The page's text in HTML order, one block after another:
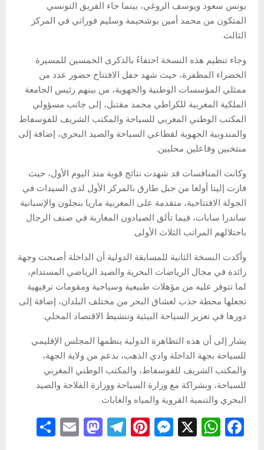
يونس سعود ويوسف الروغي، بينما جاء الفريق التونسي
المتكون من محمد أمين بوشحيمة وسليم فوراتي في المركز
الثالث.
وجاء تنظيم هذه النسخة احتفاءً بالذكرى الخمسين للمسيرة
الخضراء المظفرة، حيث شهد حفل الافتتاح حضور عدد من
ممثلي المؤسسات الوطنية والجهوية، من بينهم رئيس الجامعة
الملكية المغربية للكراطي محمد مقتبل، إلى جانب مسؤولي
المكتب الوطني المغربي للسياحة والمكتب الشريف للفوسفاط
والمندوبية الجهوية لقطاعي السياحة والصيد البحري، إضافة إلى
منتخبين وفاعلين محليين.
وكانت المنافسات قد شهدت نتائج قوية منذ اليوم الأول، حيث
فازت إلينا أولغا من جبل طارق بالمركز الأول لدى السيدات في
الجولة الافتتاحية، متقدمة على المغربية ماريا بنجلون والإسبانية
ساندرا سابات، فيما تألق الصيادون المغاربة في صنف الرجال
باحتلالهم المراتب الثلاث الأولى.
وأكدت النسخة الثانية للمسابقة الدولية أن الداخلة أصبحت وجهة
رائدة في مجال الرياضات البحرية والصيد الرياضي المستدام،
لما تتوفر عليه من مؤهلات طبيعية وسياحية ومقومات ترفيهية
تجعلها محطة جذب لعشاق البحر من مختلف البلدان، إضافة إلى
دورها في تعزيز السياحة البيئية وتنشيط الاقتصاد المحلي.
يشار إلى أن هذه التظاهرة الدولية ينظمها المجلس الإقليمي
للسياحة بجهة الداخلة وادي الذهب، بدعم من ولاية الجهة،
والمكتب الشريف للفوسفاط، والمكتب الوطني المغربي
للسياحة، وبشراكة مع وزارة السياحة ووزارة الفلاحة والصيد
البحري والتنمية القروية والمياه والغابات.
F
W
X
M
Pi
T
M
E